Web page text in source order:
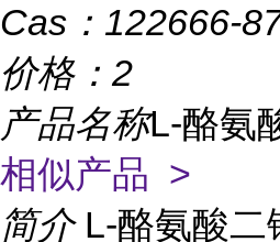
Cas： 122666-
价格： 2
产品名称L-酪氨
相似产品 >
简介 L-酪氨酸二